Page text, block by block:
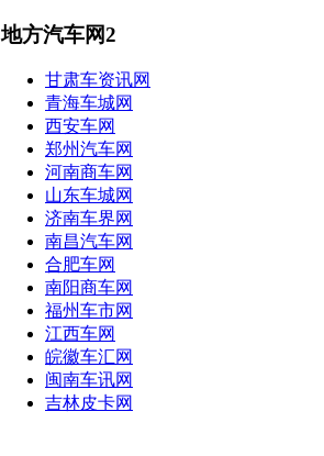
地方汽车网2
甘肃车资讯网
青海车城网
西安车网
郑州汽车网
河南商车网
山东车城网
济南车界网
南昌汽车网
合肥车网
南阳商车网
福州车市网
江西车网
皖徽车汇网
闽南车讯网
吉林皮卡网